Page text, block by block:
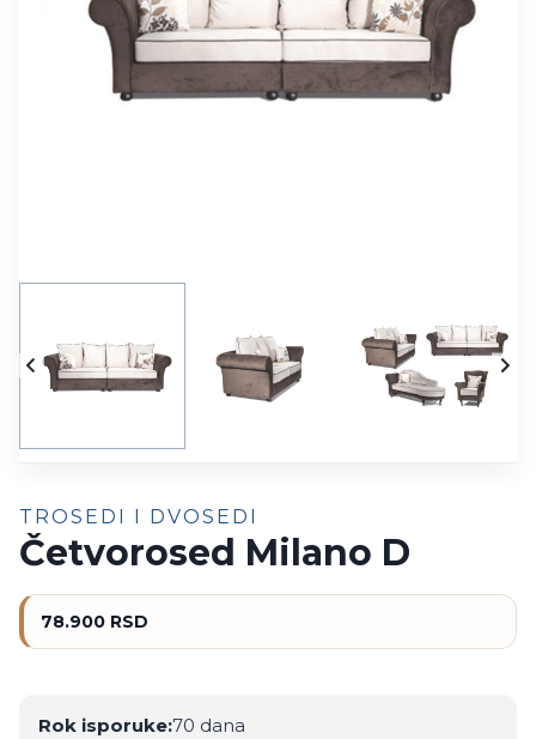
TROSEDI I DVOSEDI
Četvorosed Milano D
78.900 RSD
Rok isporuke:70 dana